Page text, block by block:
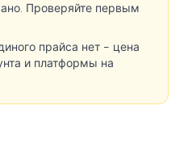
Проверяйте первым
прайса нет - цена
и платформы на